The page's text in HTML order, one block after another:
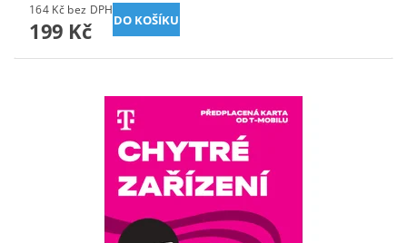
164 Kč bez DPH
199 Kč